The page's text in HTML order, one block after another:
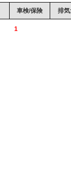
車検/保険 排
1